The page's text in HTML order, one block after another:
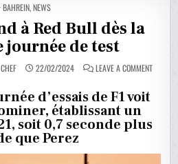
POSTED
IN
BAHREIN,NEWS
à Red Bull dès la
journée de test
22/02/2024 LEAVE A COMMENTON
LA
d’essais de F1 voit
établissant un
soit 0,7 seconde plus
que Perez